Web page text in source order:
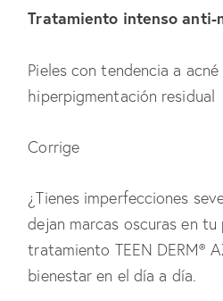
Tratamiento intenso anti-
Pieles con tendencia a
hiperpigmentación residual
Corrige
¿Tienes imperfecciones
dejan marcas oscuras en
tratamiento TEEN DERM®
bienestar en el día a día.